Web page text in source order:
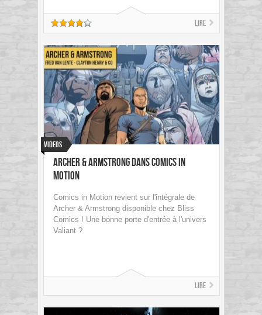
Lire
Videos
Archer & Armstrong dans Comics In
Motion
Comics in Motion revient sur l'intégrale de
Archer & Armstrong disponible chez Bliss
Comics ! Une bonne porte d'entrée à l'univers
Valiant ?
Lire